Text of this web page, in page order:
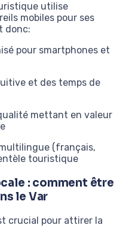
utilise
mobiles pour ses
donc:
pour smartphones et
et des temps de
mettant en valeur
(français,
touristique
: comment être
le Var
crucial pour attirer la